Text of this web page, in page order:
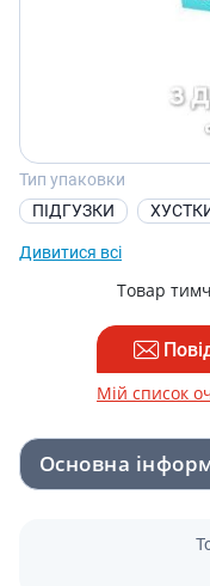
Тип упаковки
ПІДГУЗКИ
Дивитися всі
Товар
Мій список
Основна